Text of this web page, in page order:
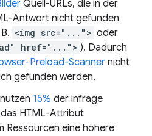
Quell-URLs, die in der
Antwort nicht gefunden
<img src="..."> oder
href="..."> ). Dadurch
Preload-Scanner nicht
gefunden werden.
15% der infrage
HTML-Attribut
Ressourcen eine höhere